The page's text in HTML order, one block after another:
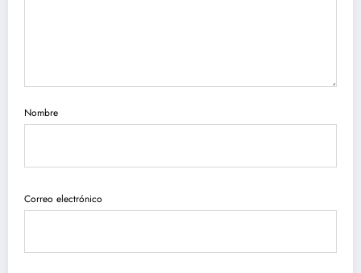
Nombre
Correo electrónico